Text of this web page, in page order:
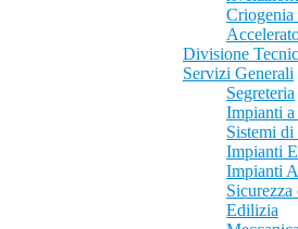
Criogenia
Divisione
Servizi Generali
Segreteria
Impianti
Sistemi
Impianti
Impianti
Edilizia